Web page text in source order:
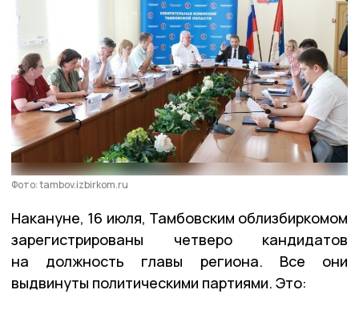
Фото: tambov.izbirkom.ru
Накануне, 16 июля, Тамбовским облизбиркомом
зарегистрированы четверо кандидатов
на должность главы региона. Все они
выдвинуты политическими партиями. Это: